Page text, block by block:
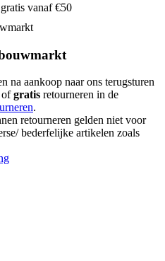
vanaf €50
na aankoop naar ons terugsturen
ofgratis retourneren in de
.
retourneren gelden niet voor
bederfelijke artikelen zoals